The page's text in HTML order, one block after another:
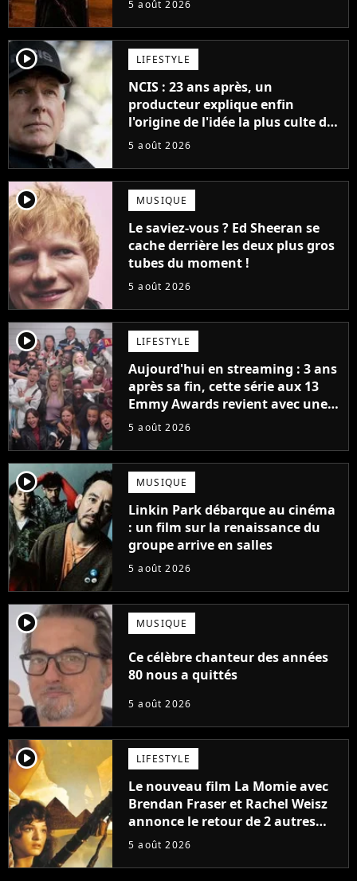
5 août 2026
player2 LIFESTYLE
NCIS : 23 ans après, un
producteur explique enfin
l'origine de l'idée la plus culte de
la série (et on ne parle pas du
5 août 2026
player2 MUSIQUE
Le saviez-vous ? Ed Sheeran se
cache derrière les deux plus gros
tubes du moment !
5 août 2026
player2 LIFESTYLE
Aujourd'hui en streaming : 3 ans
après sa fin, cette série aux 13
Emmy Awards revient avec une
suite... totalement différente
5 août 2026
player2 MUSIQUE
Linkin Park débarque au cinéma
: un film sur la renaissance du
groupe arrive en salles
5 août 2026
player2 MUSIQUE
Ce célèbre chanteur des années
80 nous a quittés
5 août 2026
player2 LIFESTYLE
Le nouveau film La Momie avec
Brendan Fraser et Rachel Weisz
annonce le retour de 2 autres
personnages emblématiques de
5 août 2026